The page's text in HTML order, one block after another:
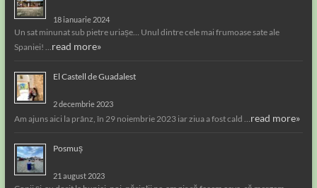
18 ianuarie 2024
Un sat minunat sub pietre uriașe… Unul dintre cele mai frumoase sate ale
Spaniei! … read more»
El Castell de Guadalest
2 decembrie 2023
Am ajuns aici la prânz, în 29 noiembrie 2023 iar ziua a fost cald … read more»
Posmuș
21 august 2023